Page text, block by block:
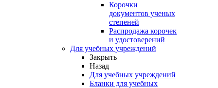
Корочки
документов ученых
степеней
Распродажа корочек
и удостоверений
Для учебных учреждений
Закрыть
Назад
Для учебных учреждений
Бланки для учебных